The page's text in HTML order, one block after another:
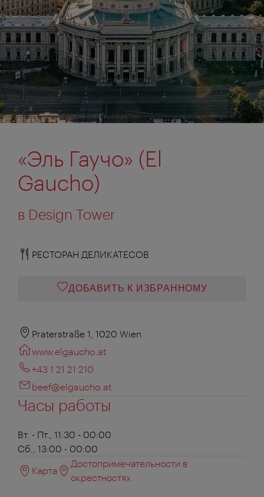
«Эль Гаучо» (El
Gaucho)
в Design Tower
РЕСТОРАН ДЕЛИКАТЕСОВ
ДОБАВИТЬ К ИЗБРАННОМУ
Praterstraße 1, 1020 Wien
www.elgaucho.at
+43 1 21 21 210
beef@elgaucho.at
Часы работы
Вт. - Пт., 11:30 - 00:00
Сб., 13:00 - 00:00
Карта
Достопримечательности в
окрестностях